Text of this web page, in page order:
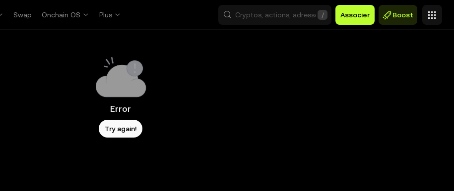
Swap Onchain OS Plus / Associer Boost
Error
Try again!